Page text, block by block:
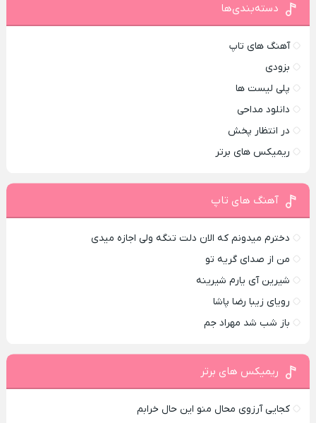
دسته‌بندی‌ها
آهنگ های تاپ
بزودی
پلی لیست ها
دانلود مداحی
در انتظار پخش
ریمیکس های برتر
آهنگ های تاپ
دخترم میدونم که الان دلت تنگه ولی اجازه میدی
من از صدای گريه تو
شیرین آی یارم شیرینه
رویای زیبا رضا پاشا
باز شب شد مهراد جم
ریمیکس های برتر
کجایی آرزوی محال منو این حال خرابم